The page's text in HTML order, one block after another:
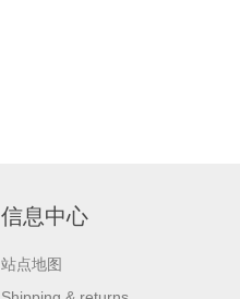
信息中心
站点地图